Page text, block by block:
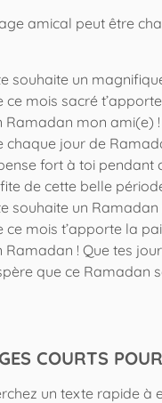
amical peut être
souhaite un
ce mois sacré
Ramadan mon ami(e)
chaque jour de
fort à toi pendant
de cette belle
souhaite un
ce mois t’apporte la
Ramadan ! Que tes
que ce Ramadan
COURTS
un texte rapide à